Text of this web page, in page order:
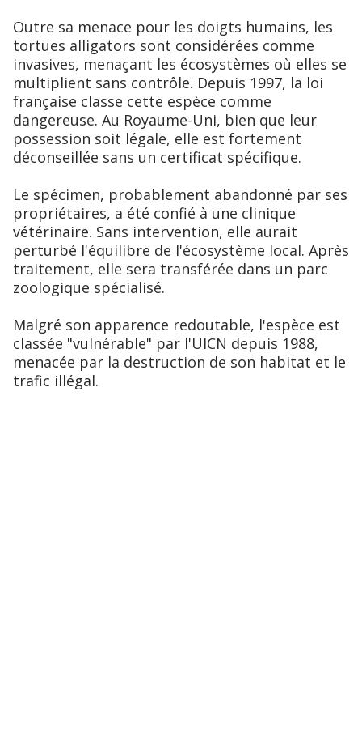
Outre sa menace pour les doigts humains, les
tortues alligators sont considérées comme
invasives, menaçant les écosystèmes où elles se
multiplient sans contrôle. Depuis 1997, la loi
française classe cette espèce comme
dangereuse. Au Royaume-Uni, bien que leur
possession soit légale, elle est fortement
déconseillée sans un certificat spécifique.
Le spécimen, probablement abandonné par ses
propriétaires, a été confié à une clinique
vétérinaire. Sans intervention, elle aurait
perturbé l'équilibre de l'écosystème local. Après
traitement, elle sera transférée dans un parc
zoologique spécialisé.
Malgré son apparence redoutable, l'espèce est
classée "vulnérable" par l'UICN depuis 1988,
menacée par la destruction de son habitat et le
trafic illégal.